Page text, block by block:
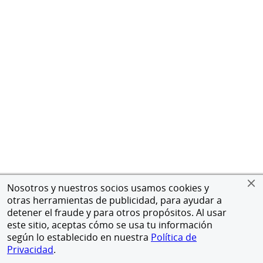
Nosotros y nuestros socios usamos cookies y
otras herramientas de publicidad, para ayudar a
detener el fraude y para otros propósitos. Al usar
este sitio, aceptas cómo se usa tu información
según lo establecido en nuestra Política de
Privacidad.